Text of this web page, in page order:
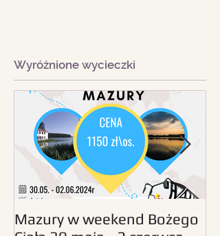
Wyróżnione wycieczki
Mazury w weekend Bożego